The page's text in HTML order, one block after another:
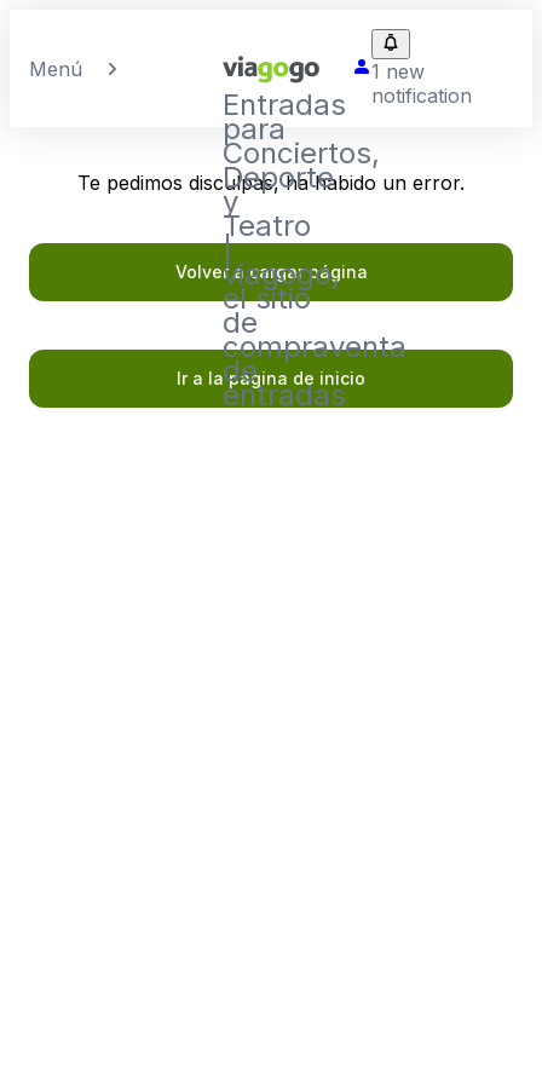
Menú
Entradas
para
Conciertos,
Deporte
y
Teatro
|
viagogo,
el sitio
de
compraventa
de
entradas
1 new
notification
Te pedimos disculpas, ha habido un error.
Volver a cargar página
Ir a la página de inicio